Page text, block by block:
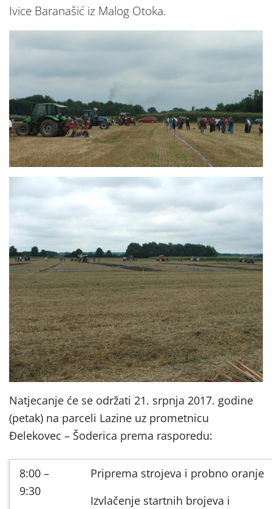
Ivice Baranašić iz Malog Otoka.
Natjecanje će se održati 21. srpnja 2017. godine
(petak) na parceli Lazine uz prometnicu
Đelekovec – Šoderica prema rasporedu:
8:00 –
9:30
Priprema strojeva i probno oranje
Izvlačenje startnih brojeva i